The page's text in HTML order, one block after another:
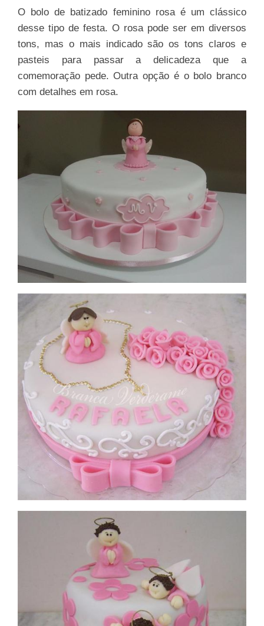
O bolo de batizado feminino rosa é um clássico
desse tipo de festa. O rosa pode ser em diversos
tons, mas o mais indicado são os tons claros e
pasteis para passar a delicadeza que a
comemoração pede. Outra opção é o bolo branco
com detalhes em rosa.